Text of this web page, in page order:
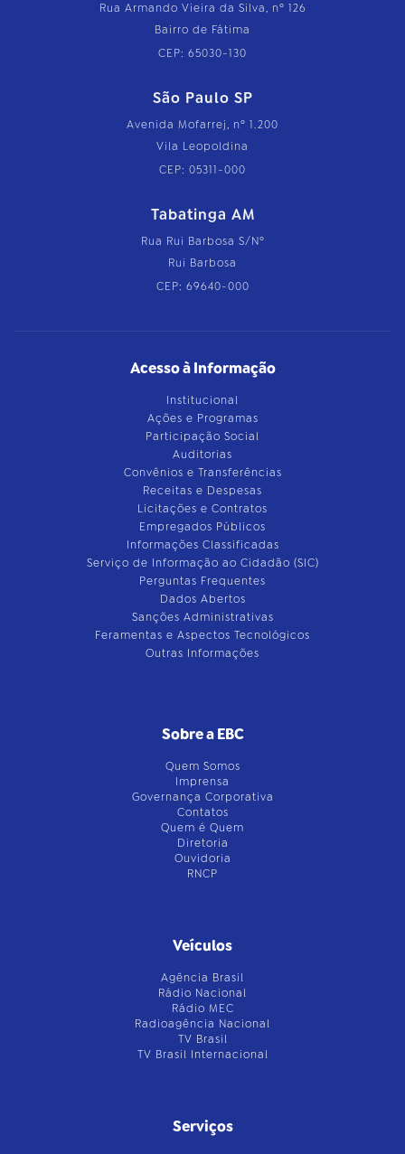
Rua Armando Vieira da Silva, nº 126
Bairro de Fátima
CEP: 65030-130
São Paulo SP
Avenida Mofarrej, nº 1.200
Vila Leopoldina
CEP: 05311-000
Tabatinga AM
Rua Rui Barbosa S/Nº
Rui Barbosa
CEP: 69640-000
Acesso à Informação
Institucional
Ações e Programas
Participação Social
Auditorias
Convênios e Transferências
Receitas e Despesas
Licitações e Contratos
Empregados Públicos
Informações Classificadas
Serviço de Informação ao Cidadão (SIC)
Perguntas Frequentes
Dados Abertos
Sanções Administrativas
Feramentas e Aspectos Tecnológicos
Outras Informações
Sobre a EBC
Quem Somos
Imprensa
Governança Corporativa
Contatos
Quem é Quem
Diretoria
Ouvidoria
RNCP
Veículos
Agência Brasil
Rádio Nacional
Rádio MEC
Radioagência Nacional
TV Brasil
TV Brasil Internacional
Serviços